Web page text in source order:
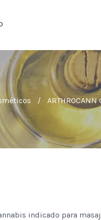
/ ARTHROCANN
indicado para